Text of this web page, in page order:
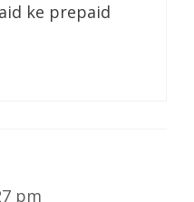
ke prepaid
pm